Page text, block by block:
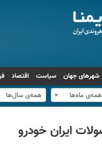
شهرهای جهان سیاست اقتصاد
همه‌ی ماه‌ها همه‌ی سال‌ها
ایران خودرو